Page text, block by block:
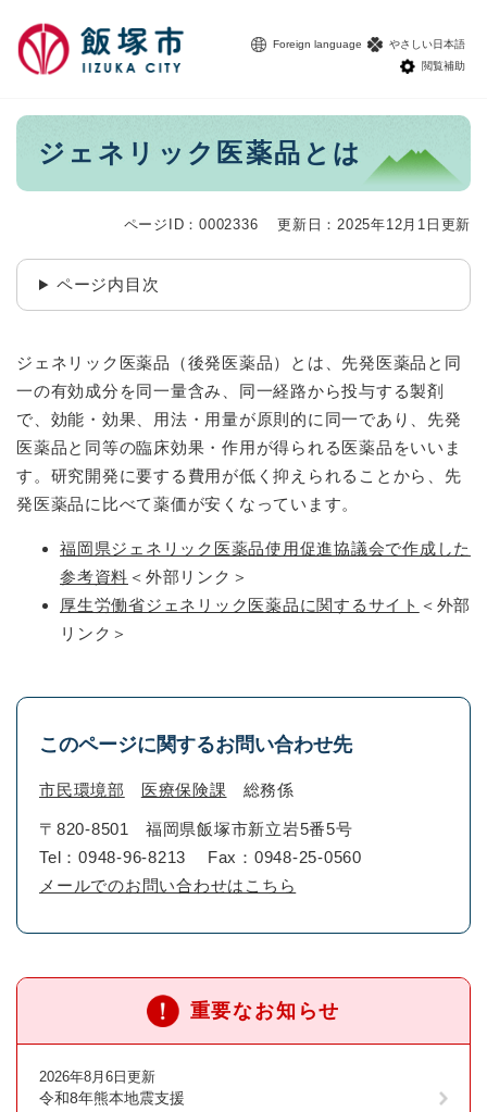
Foreign language
やさしい日本語
閲覧補助
本
ジェネリック医薬品とは
ページID：0002336 更新日：2025年12月1日更新
ページ内目次
ジェネリック医薬品（後発医薬品）とは、先発医薬品と同
一の有効成分を同一量含み、同一経路から投与する製剤
で、効能・効果、用法・用量が原則的に同一であり、先発
医薬品と同等の臨床効果・作用が得られる医薬品をいいま
す。研究開発に要する費用が低く抑えられることから、先
発医薬品に比べて薬価が安くなっています。
福岡県ジェネリック医薬品使用促進協議会で作成した
参考資料 ＜外部リンク＞
厚生労働省ジェネリック医薬品に関するサイト ＜外部
リンク＞
このページに関するお問い合わせ先
市民環境部 医療保険課 総務係
〒820-8501
福岡県飯塚市新立岩5番5号
Tel：0948-96-8213
Fax：0948-25-0560
メールでのお問い合わせはこちら
重要なお知らせ
2026年8月6日更新
令和8年熊本地震支援